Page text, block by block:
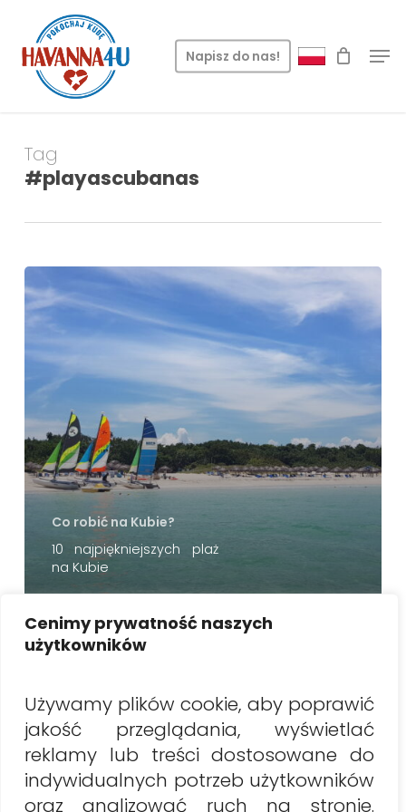
Cenimy prywatność naszych
użytkowników
Używamy plików cookie, aby poprawić
jakość przeglądania, wyświetlać
reklamy lub treści dostosowane do
indywidualnych potrzeb użytkowników
oraz analizować ruch na stronie.
main
content
Napisz do nas!
Tag
#playascubanas
Co robić na Kubie?
10 najpiękniejszych plaż
na Kubie
Szukaj
Najnowsze artykuły
Wakacje na Kubie 2026: Co musisz wiedzieć przed
wylotem? (praktyczny przewodnik)